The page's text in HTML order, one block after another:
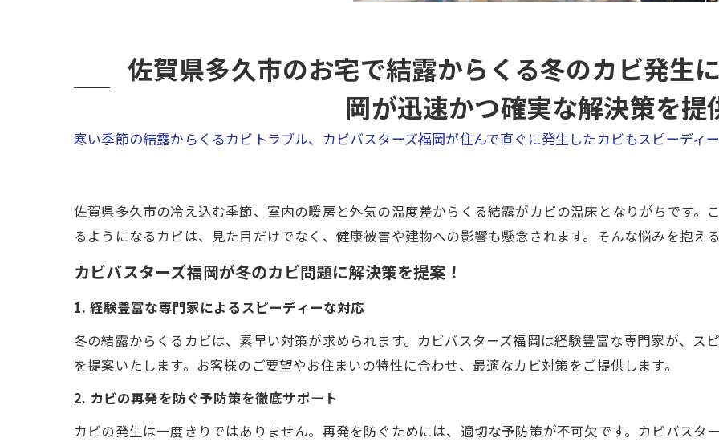
佐賀県多久市のお宅で結露からくる冬のカビ発生
岡が迅速かつ確実な解決策を提
寒い季節の結露からくるカビトラブル、カビバスターズ福岡が住んで直ぐに発生したカビもスピーディ
佐賀県多久市の冷え込む季節、室内の暖房と外気の温度差からくる結露がカビの温床となりがちです。
るようになるカビは、見た目だけでなく、健康被害や建物への影響も懸念されます。そんな悩みを抱え
カビバスターズ福岡が冬のカビ問題に解決策を提案！
1. 経験豊富な専門家によるスピーディーな対応
冬の結露からくるカビは、素早い対策が求められます。カビバスターズ福岡は経験豊富な専門家が、ス
を提案いたします。お客様のご要望やお住まいの特性に合わせ、最適なカビ対策をご提供します。
2. カビの再発を防ぐ予防策を徹底サポート
カビの発生は一度きりではありません。再発を防ぐためには、適切な予防策が不可欠です。カビバスタ